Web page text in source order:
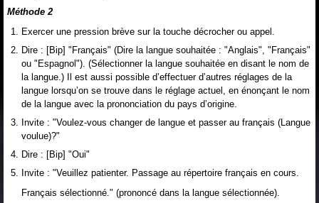
Méthode 2
Exercer une pression brève sur la touche décrocher ou appel.
Dire : [Bip] "Français" (Dire la langue souhaitée : "Anglais", "Français"
ou "Espagnol"). (Sélectionner la langue souhaitée en disant le nom de
la langue.) Il est aussi possible d’effectuer d’autres réglages de la
langue lorsqu’on se trouve dans le réglage actuel, en énonçant le nom
de la langue avec la prononciation du pays d’origine.
Invite : "Voulez-vous changer de langue et passer au français (Langue
voulue)?"
Dire : [Bip] "Oui"
Invite : "Veuillez patienter. Passage au répertoire français en cours.
Français sélectionné." (prononcé dans la langue sélectionnée).